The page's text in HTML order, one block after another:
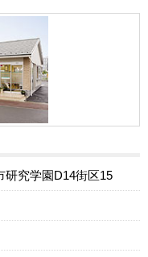
研究学園D14街区15